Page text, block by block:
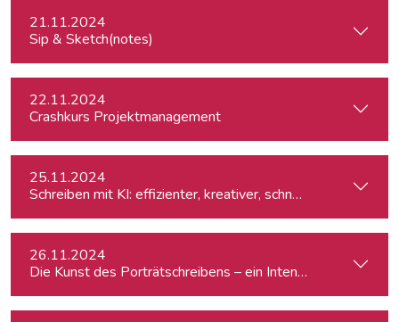
21.11.2024
Sip & Sketch(notes)
22.11.2024
Crashkurs Projektmanagement
25.11.2024
Schreiben mit KI: effizienter, kreativer, schneller
26.11.2024
Die Kunst des Porträtschreibens – ein Intensiv-Workshop